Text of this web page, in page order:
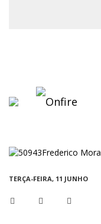
TERÇA-FEIRA, 11 JUNHO